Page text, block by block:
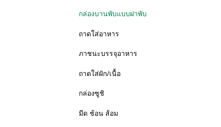
กล่องบานพับแบบฝาพับ
ถาดใส่อาหาร
ภาชนะบรรจุอาหาร
ถาดใส่ผัก/เนื้อ
กล่องซูชิ
มีด ช้อน ส้อม